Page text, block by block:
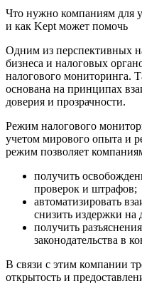
Что нужно компаниям для
и как Kept может помочь
Одним из перспективных
бизнеса и налоговых
налогового мониторинга.
основана на принципах
доверия и прозрачности.
Режим налогового
учетом мирового опыта и
режим позволяет
получить
проверок и штрафов;
автоматизировать
снизить издержки на
получить
законодательства в
В связи с этим компании
открытость и